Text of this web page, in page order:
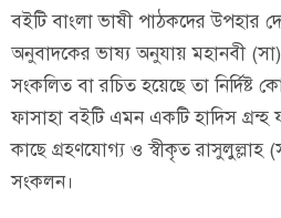
বইটি বাংলা ভাষী পাঠকদের উপহার
অনুবাদকের ভাষ্য অনুযায় মহানবী
সংকলিত বা রচিত হয়েছে তা নির্দিষ্ট
ফাসাহা বইটি এমন একটি হাদিস
কাছে গ্রহণযোগ্য ও স্বীকৃত রাসুলুল্লাহ
সংকলন।